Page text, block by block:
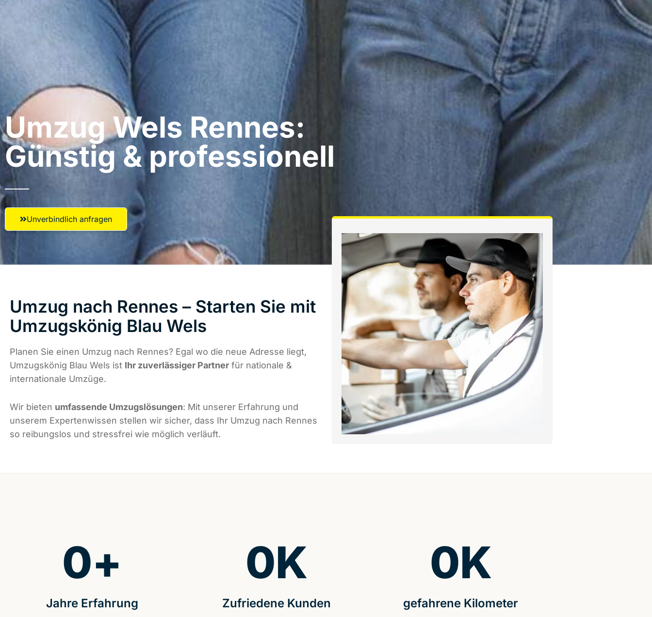
Umzug Wels​ Rennes:
Günstig & professionell​
Unverbindlich anfragen
Umzug nach Rennes – Starten Sie mit
Umzugskönig Blau Wels
Planen Sie einen Umzug nach Rennes? Egal wo die neue Adresse liegt,
Umzugskönig Blau Wels ist Ihr zuverlässiger Partner für nationale &
internationale Umzüge.
Wir bieten umfassende Umzugslösungen: Mit unserer Erfahrung und
unserem Expertenwissen stellen wir sicher, dass Ihr Umzug nach Rennes
so reibungslos und stressfrei wie möglich verläuft.
Jahre Erfahrung
0+
Zufriedene Kunden
0K
gefahrene Kilometer
0K